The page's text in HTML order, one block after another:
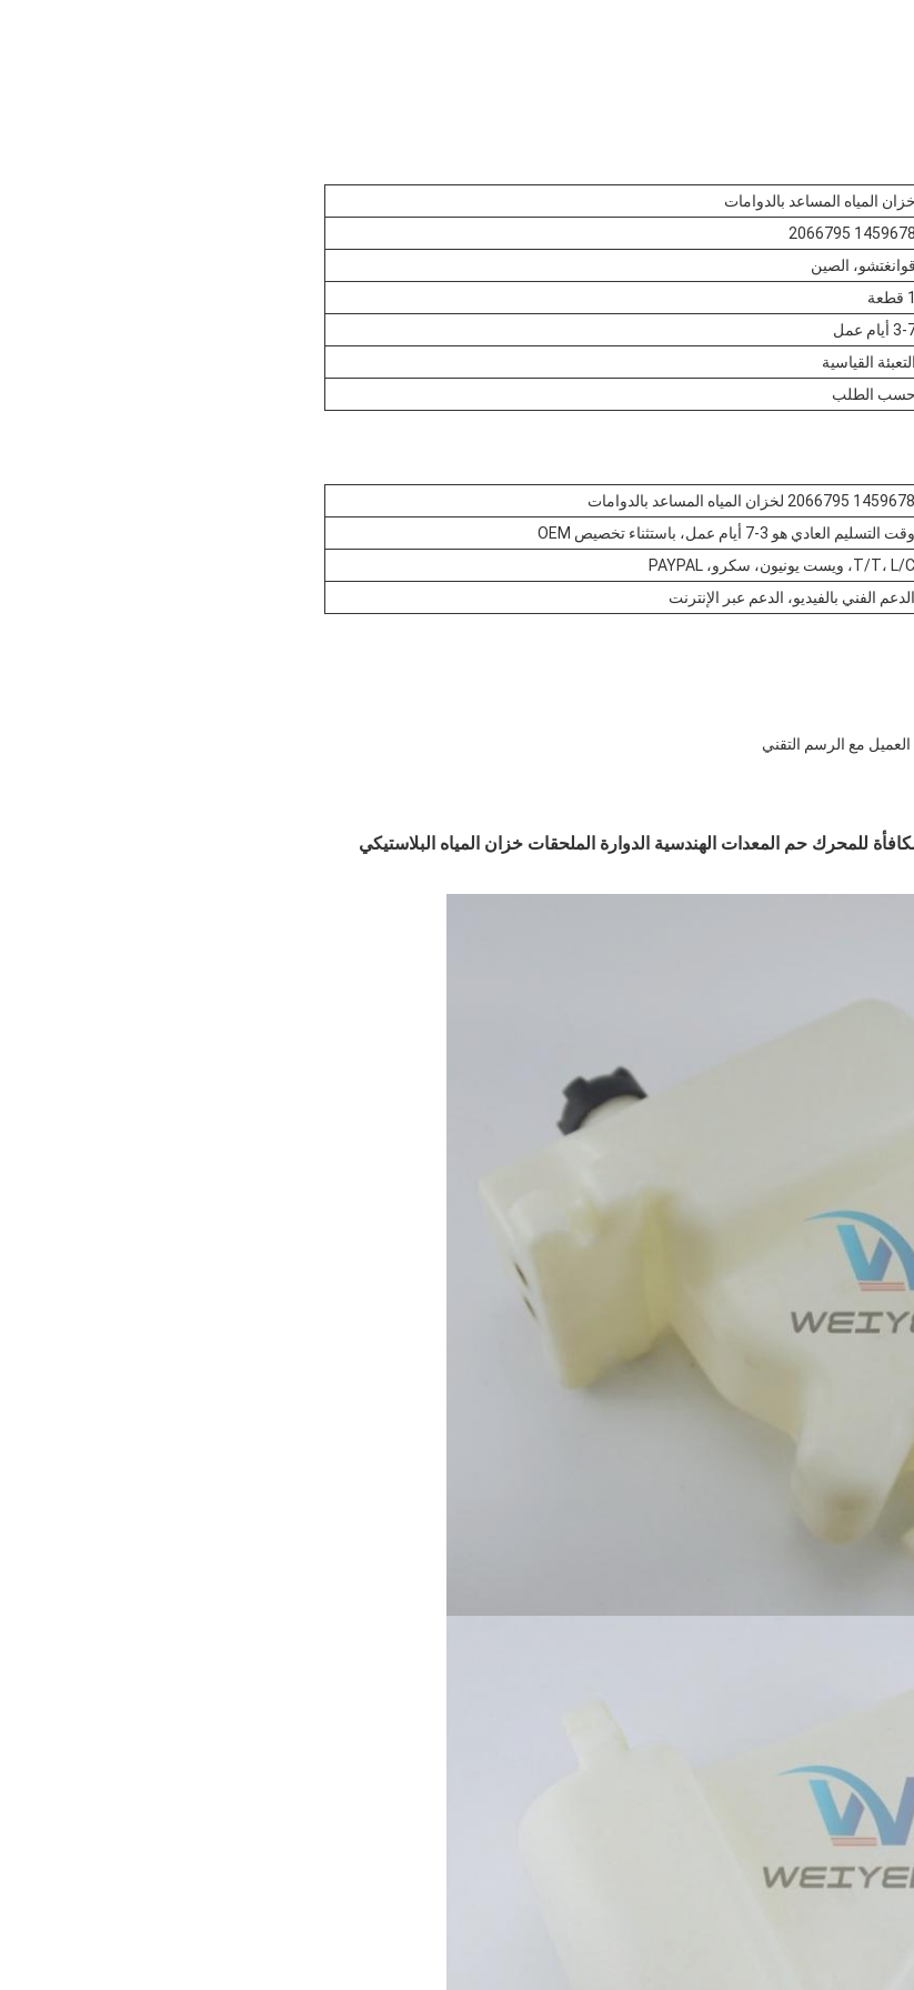
خزان المياه المساعد بالدوامات
1459678 2066795
قوانغتشو، الصين
1 قطعة
أيام عمل
التعبئة القياسية
حسب الطلب
1459678 2066795 لخزان المياه المساعد بالدوامات
وقت التسليم العادي هو 3-7 أيام عمل، باستثناء تخصيص OEM
T/T، L/C، ويست يونيون، سكرو، PAYPAL
الدعم الفني بالفيديو، الدعم عبر الإنترنت
المياه المكافأة للمحرك حم المعدات الهندسية الدوارة الملحقات خزان المياه البلاستيكي